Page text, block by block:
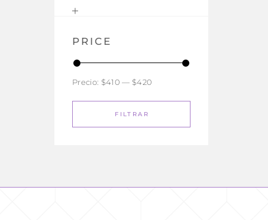
PRICE
FILTRAR
Precio: $410 — $420